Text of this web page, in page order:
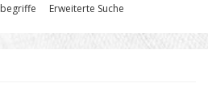
Erweiterte Suche